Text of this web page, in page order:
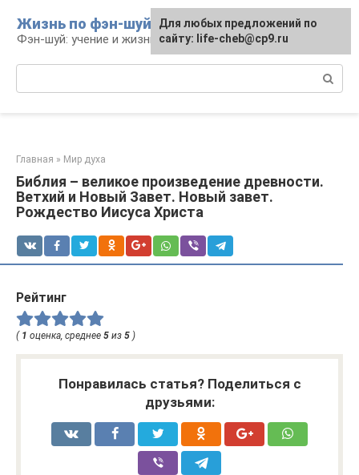
контенту
Жизнь по фэн-шуй
Фэн-шуй: учение и жизнь
Главная » Мир духа
Библия – великое произведение древности.
Ветхий и Новый Завет. Новый завет.
Рождество Иисуса Христа
Рейтинг
( 1 оценка, среднее 5 из 5 )
Понравилась статья? Поделиться с
друзьями:
Для любых предложений по
сайту: life-cheb@cp9.ru
Для любых предложений по
сайту: life-cheb@cp9.ru